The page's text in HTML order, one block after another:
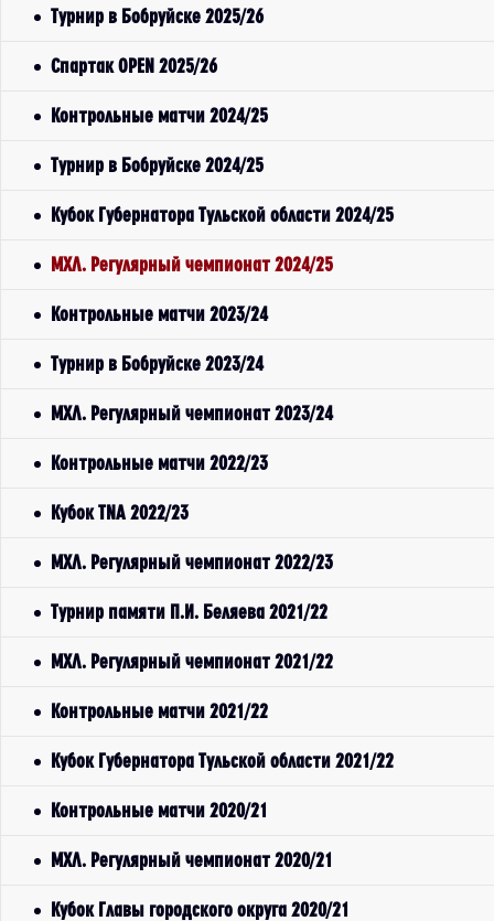
Турнир в Бобруйске 2025/26
Спартак OPEN 2025/26
Контрольные матчи 2024/25
Турнир в Бобруйске 2024/25
Кубок Губернатора Тульской области 2024/25
МХЛ. Регулярный чемпионат 2024/25
Контрольные матчи 2023/24
Турнир в Бобруйске 2023/24
МХЛ. Регулярный чемпионат 2023/24
Контрольные матчи 2022/23
Кубок TNA 2022/23
МХЛ. Регулярный чемпионат 2022/23
Турнир памяти П.И. Беляева 2021/22
МХЛ. Регулярный чемпионат 2021/22
Контрольные матчи 2021/22
Кубок Губернатора Тульской области 2021/22
Контрольные матчи 2020/21
МХЛ. Регулярный чемпионат 2020/21
Кубок Главы городского округа 2020/21